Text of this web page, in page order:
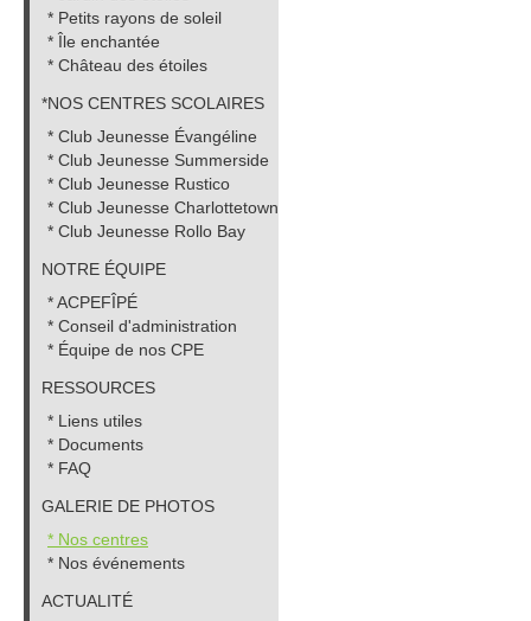
* Petits rayons de soleil
* Île enchantée
* Château des étoiles
*NOS CENTRES SCOLAIRES
* Club Jeunesse Évangéline
* Club Jeunesse Summerside
* Club Jeunesse Rustico
* Club Jeunesse Charlottetown
* Club Jeunesse Rollo Bay
NOTRE ÉQUIPE
* ACPEFÎPÉ
* Conseil d'administration
* Équipe de nos CPE
RESSOURCES
* Liens utiles
* Documents
* FAQ
GALERIE DE PHOTOS
* Nos centres
* Nos événements
ACTUALITÉ